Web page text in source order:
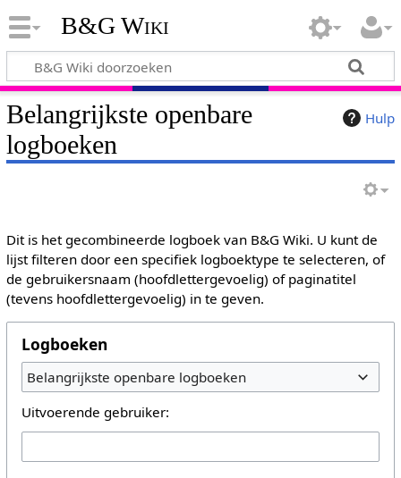
B&G Wiki
Hulp
Belangrijkste openbare
logboeken
Dit is het gecombineerde logboek van B&G Wiki. U kunt de
lijst filteren door een specifiek logboektype te selecteren, of
de gebruikersnaam (hoofdlettergevoelig) of paginatitel
(tevens hoofdlettergevoelig) in te geven.
Logboeken
Belangrijkste openbare logboeken
Uitvoerende gebruiker: